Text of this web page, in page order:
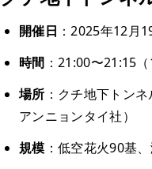
開催日 ：2025年12月
時間 ：21:00〜21:15（
場所 ：クチ地下トン
アンニョンタイ社）
規模 ：低空花火90基